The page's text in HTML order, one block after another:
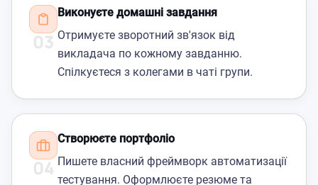
03
Виконуєте домашні завдання
Отримуєте зворотний зв'язок від
викладача по кожному завданню.
Спілкуєтеся з колегами в чаті групи.
04
Створюєте портфоліо
Пишете власний фреймворк автоматизації
тестування. Оформлюєте резюме та